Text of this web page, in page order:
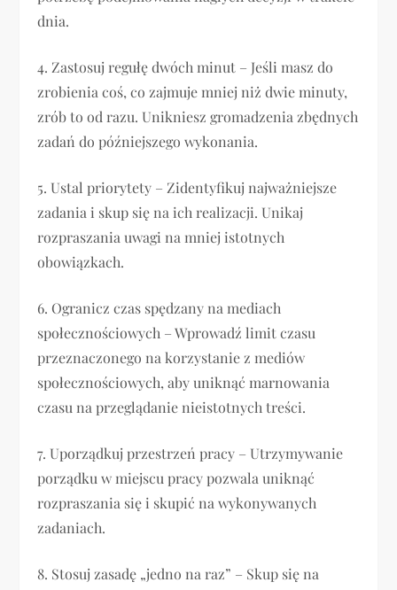
dnia.
4. Zastosuj regułę dwóch minut – Jeśli masz do
zrobienia coś, co zajmuje mniej niż dwie minuty,
zrób to od razu. Unikniesz gromadzenia zbędnych
zadań do późniejszego wykonania.
5. Ustal priorytety – Zidentyfikuj najważniejsze
zadania i skup się na ich realizacji. Unikaj
rozpraszania uwagi na mniej istotnych
obowiązkach.
6. Ogranicz czas spędzany na mediach
społecznościowych – Wprowadź limit czasu
przeznaczonego na korzystanie z mediów
społecznościowych, aby uniknąć marnowania
czasu na przeglądanie nieistotnych treści.
7. Uporządkuj przestrzeń pracy – Utrzymywanie
porządku w miejscu pracy pozwala uniknąć
rozpraszania się i skupić na wykonywanych
zadaniach.
8. Stosuj zasadę „jedno na raz” – Skup się na